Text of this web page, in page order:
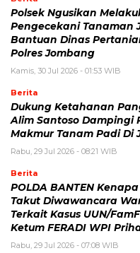
Polsek Ngusikan
Pengecekani Tanaman
Bantuan Dinas
Polres Jombang
Kamis, 30 Jul 2026 - 01:53 WIB
Berita
Dukung Ketahanan
Alim Santoso Dampingi
Makmur Tanam Padi Di
Rabu, 29 Jul 2026 - 08:21 WIB
Berita
POLDA BANTEN
Takut Diwawancara
Terkait Kasus UUN/
Ketum FERADI WPI
Rabu, 29 Jul 2026 - 07:08 WIB